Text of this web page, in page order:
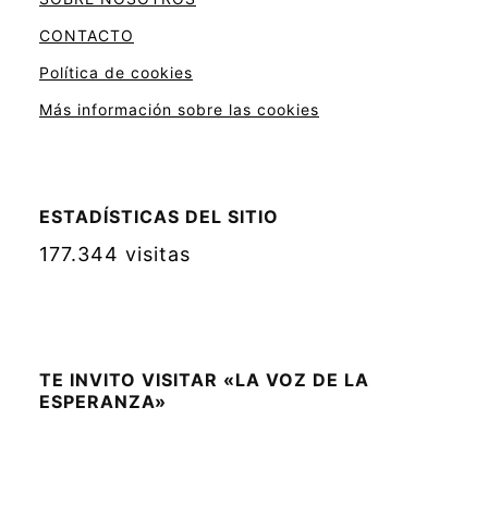
CONTACTO
Política de cookies
Más información sobre las cookies
ESTADÍSTICAS DEL SITIO
177.344 visitas
TE INVITO VISITAR «LA VOZ DE LA
ESPERANZA»